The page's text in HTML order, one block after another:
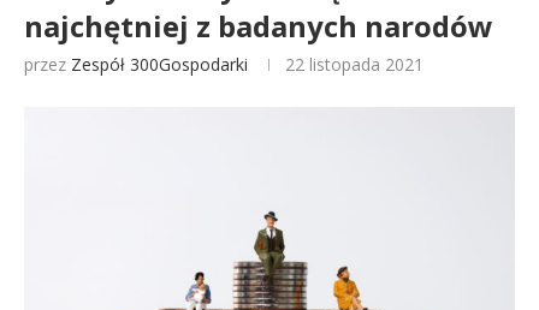
najchętniej z badanych narodów
przez Zespół 300Gospodarki 22 listopada 2021